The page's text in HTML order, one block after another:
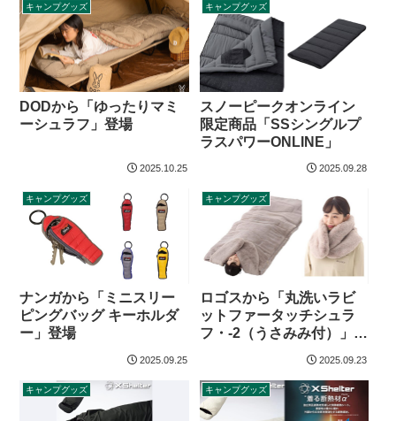
キャンプグッズ
DODから「ゆったりマミ
ーシュラフ」登場
2025.10.25
キャンプグッズ
スノーピークオンライン
限定商品「SSシングルプ
ラスパワーONLINE」
2025.09.28
キャンプグッズ
ナンガから「ミニスリー
ピングバッグ キーホルダ
ー」登場
2025.09.25
キャンプグッズ
ロゴスから「丸洗いラビ
ットファータッチシュラ
フ・-2（うさみみ付）」登
2025.09.23
キャンプグッズ キャンプグッズ